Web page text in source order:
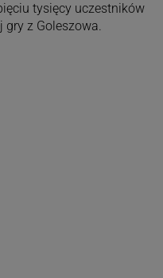
tysięcy uczestników
z Goleszowa.